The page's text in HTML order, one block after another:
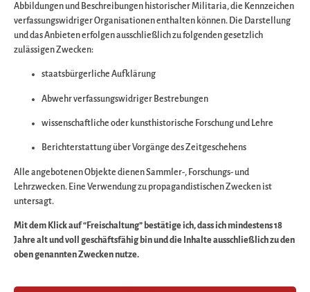
Entschuldigen Sie
bitte die
Wir arbeiten an
großartigen Sache
schauen Sie bald
wieder vorbei!
Abbildungen und Beschreibungen historischer Militaria, die Kennzeichen
verfassungswidriger Organisationen enthalten können. Die Darstellung
und das Anbieten erfolgen ausschließlich zu folgenden gesetzlich
zulässigen Zwecken:
staatsbürgerliche Aufklärung
Abwehr verfassungswidriger Bestrebungen
wissenschaftliche oder kunsthistorische Forschung und Lehre
Berichterstattung über Vorgänge des Zeitgeschehens
Alle angebotenen Objekte dienen Sammler-, Forschungs- und
Lehrzwecken. Eine Verwendung zu propagandistischen Zwecken ist
untersagt.
Mit dem Klick auf “Freischaltung” bestätige ich, dass ich mindestens 18
Jahre alt und voll geschäftsfähig bin und die Inhalte ausschließlich zu den
oben genannten Zwecken nutze.